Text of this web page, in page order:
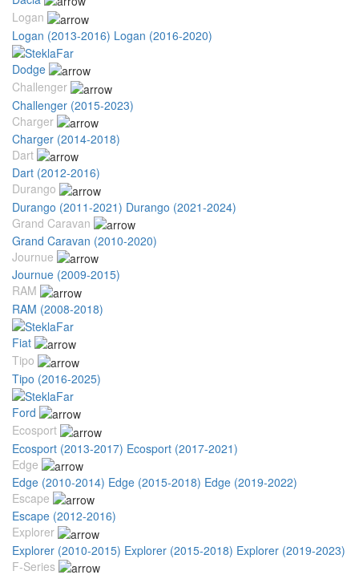
Logan
Logan (2013-2016) Logan (2016-2020)
Dodge
Challenger
Challenger (2015-2023)
Charger
Charger (2014-2018)
Dart
Dart (2012-2016)
Durango
Durango (2011-2021) Durango (2021-2024)
Grand Caravan
Grand Caravan (2010-2020)
Journue
Journue (2009-2015)
RAM
RAM (2008-2018)
Fiat
Tipo
Tipo (2016-2025)
Ford
Ecosport
Ecosport (2013-2017) Ecosport (2017-2021)
Edge
Edge (2010-2014) Edge (2015-2018) Edge (2019-2022)
Escape
Escape (2012-2016)
Explorer
Explorer (2010-2015) Explorer (2015-2018) Explorer (2019-2023)
F-Series